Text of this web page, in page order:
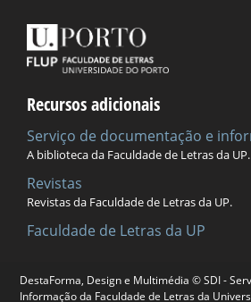
DestaForma, Design e Multimédia © SDI -
Informação da Faculdade de Letras da
Recursos adicionais
Serviço de documentação e
A biblioteca da Faculdade de Letras da UP.
Revistas
Revistas da Faculdade de Letras da UP.
Faculdade de Letras da UP
Universidade do Porto